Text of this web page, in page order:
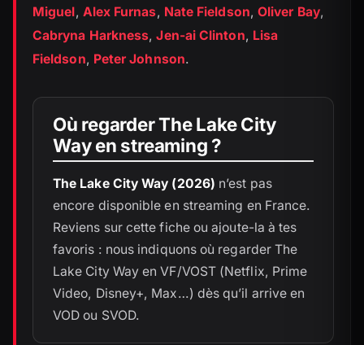
Miguel, Alex Furnas, Nate Fieldson, Oliver Bay,
Cabryna Harkness,Jen-ai Clinton, Lisa
Fieldson, Peter Johnson.
Où regarder The Lake City
Way en streaming ?
The Lake City Way (2026) n’est pas
encore disponible en streaming en France.
Reviens sur cette fiche ou ajoute-la à tes
favoris : nous indiquons où regarder The
Lake City Way en VF/VOST (Netflix, Prime
Video, Disney+, Max…) dès qu’il arrive en
VOD ou SVOD.